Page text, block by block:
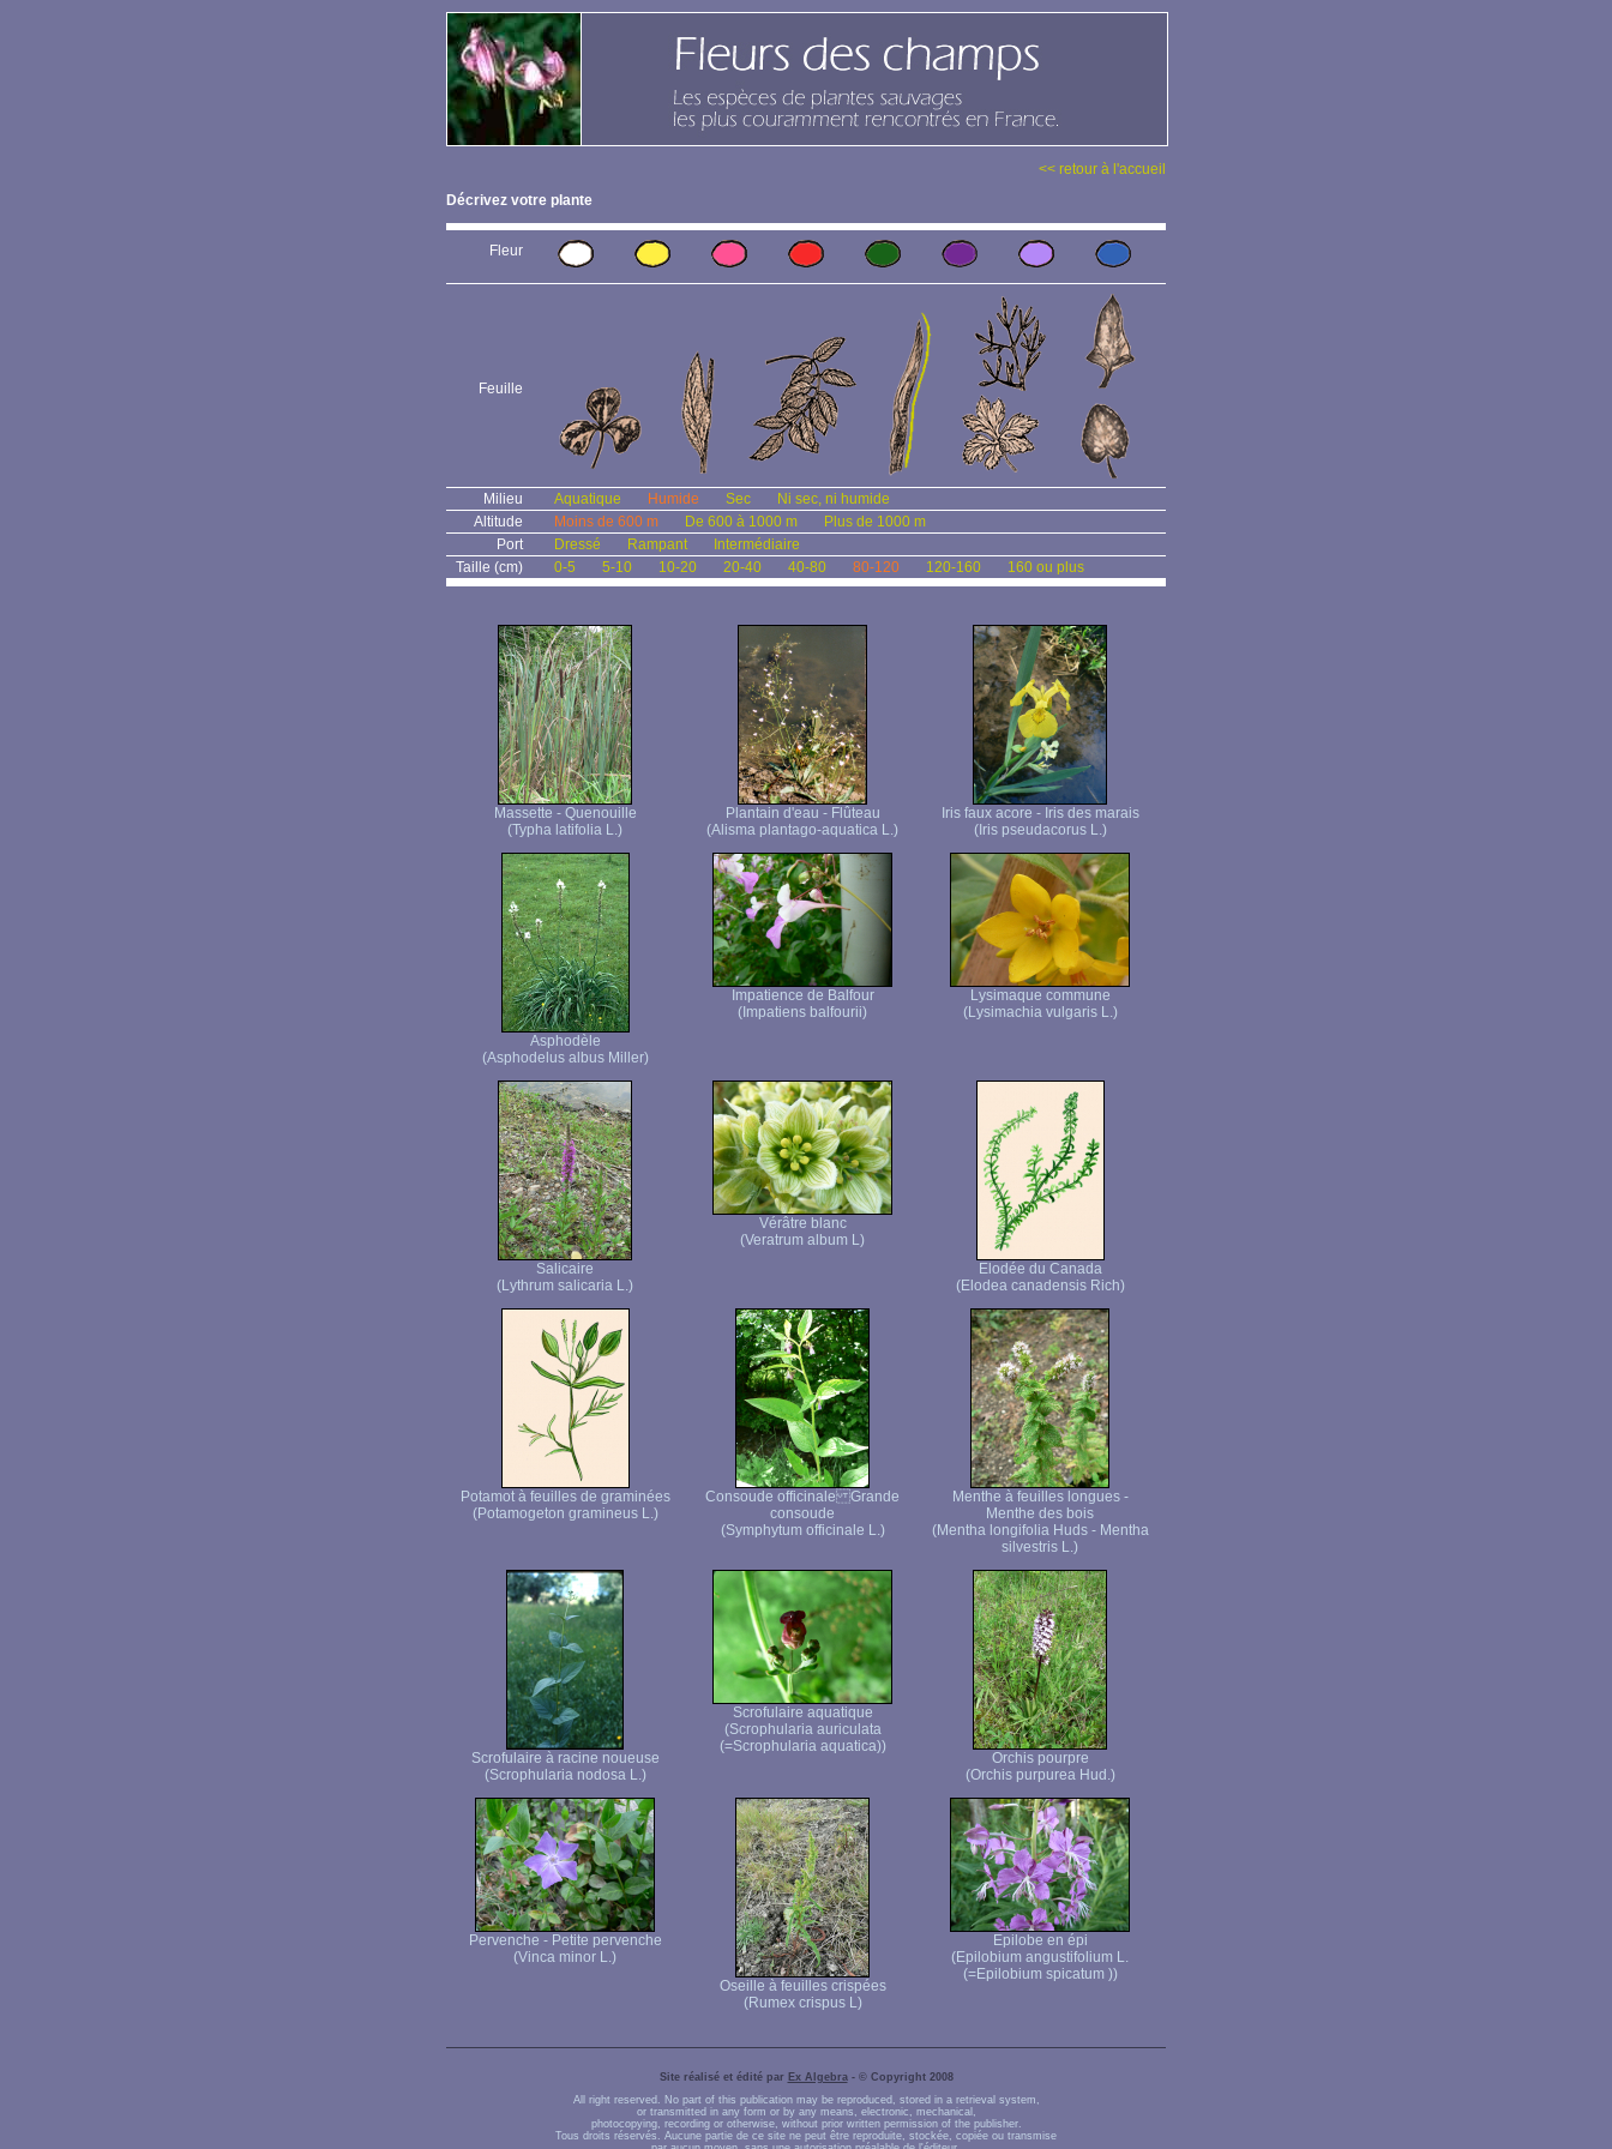
<< retour à l'accueil
Décrivez votre plante
Fleur
Feuille
Milieu Aquatique Humide Sec
Ni sec, ni humide
Altitude
Moins de 600 m De 600 à 1000 m
Plus de 1000 m
Port
Dressé Rampant
Intermédiaire
Taille (cm)
0-5 5-10 10-20 20-40 40-80 80-120 120-160 160 ou plus
Massette - Quenouille
(Typha latifolia L.)
Plantain d'eau - Flûteau
(Alisma plantago-aquatica L.)
Iris faux acore - Iris des marais
(Iris pseudacorus L.)
Asphodèle
(Asphodelus albus Miller)
Impatience de Balfour
(Impatiens balfourii)
Lysimaque commune
(Lysimachia vulgaris L.)
Salicaire
(Lythrum salicaria L.)
Vérâtre blanc
(Veratrum album L)
Elodée du Canada
(Elodea canadensis Rich)
Potamot à feuilles de graminées
(Potamogeton gramineus L.)
Consoude officinale Grande
consoude
(Symphytum officinale L.)
Menthe à feuilles longues -
Menthe des bois
(Mentha longifolia Huds - Mentha
silvestris L.)
Scrofulaire à racine noueuse
(Scrophularia nodosa L.)
Scrofulaire aquatique
(Scrophularia auriculata
(=Scrophularia aquatica))
Orchis pourpre
(Orchis purpurea Hud.)
Pervenche - Petite pervenche
(Vinca minor L.)
Oseille à feuilles crispées
(Rumex crispus L)
Epilobe en épi
(Epilobium angustifolium L.
(=Epilobium spicatum ))
Site réalisé et édité par Ex Algebra- © Copyright 2008
All right reserved. No part of this publication may be reproduced, stored in a retrieval system,
or transmitted in any form or by any means, electronic, mechanical,
photocopying, recording or otherwise, without prior written permission of the publisher.
Tous droits réservés. Aucune partie de ce site ne peut être reproduite, stockée, copiée ou transmise